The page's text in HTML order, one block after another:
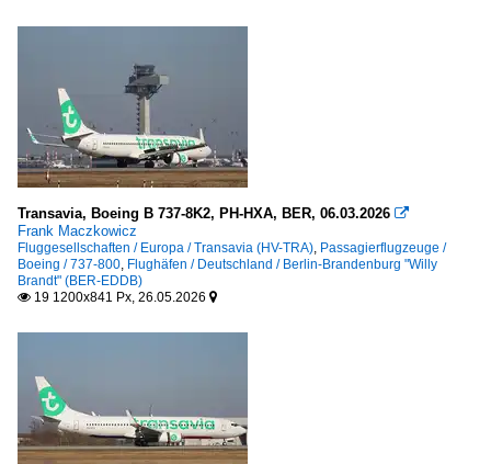
Transavia, Boeing B 737-8K2, PH-HXA, BER, 06.03.2026 
Frank Maczkowicz
Fluggesellschaften / Europa / Transavia (HV-TRA) Passagierflugzeuge /
Boeing / 737-800 Flughäfen / Deutschland / Berlin-Brandenburg "Willy
Brandt" (BER-EDDB)
 19 1200x841 Px, 26.05.2026 